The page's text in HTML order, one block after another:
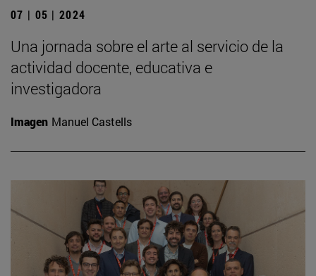
07 | 05 | 2024
Una jornada sobre el arte al servicio de la
actividad docente, educativa e
investigadora
Imagen Manuel Castells